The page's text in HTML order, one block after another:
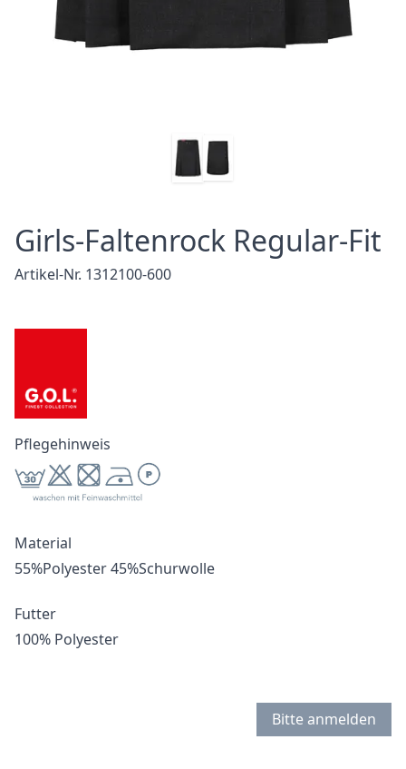
Girls-Faltenrock Regular-Fit
Artikel-Nr. 1312100-600
Pflegehinweis
Material
55%Polyester 45%Schurwolle
Futter
100% Polyester
Bitte anmelden